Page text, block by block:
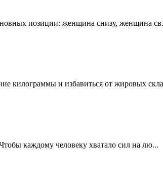
позиции: женщина снизу, женщина
килограммы и избавиться от жировых
каждому человеку хватало сил на лю...